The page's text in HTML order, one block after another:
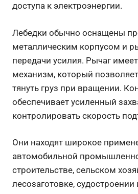
доступа к электроэнергии.
Лебедки обычно оснащены
металлическим корпусом и
передачи усилия. Рычаг
механизм, который
тянуть груз при вращении.
обеспечивает усиленный
контролировать скорость
Они находят широкое
автомобильной
строительстве, сельском
лесозаготовке, судостроении